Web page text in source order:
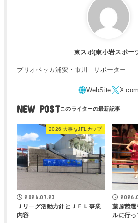
東スポ(東小岩スポー
ブリオベッカ浦安・市川 サポーター
NEW POST
2026 大事なJFLカップ
2026.07.23
Ｊリーグ活動方針とＪＦＬ事業
内容
藤原茜選
ルに行っ